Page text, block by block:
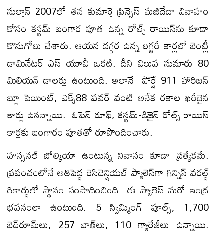
సుల్తాన్ 2007లో తన కుమార్తె ప్రిన్సెస్ మజిదేదా వివాహం
కోసం కస్టమ్ బంగార పూత ఉన్న రోల్స్ రాయిస్‌ను కూడా
కొనుగోలు చేశారు. ఆయన దగ్గర ఉన్న లగ్జరీ కార్లలో బెంట్లీ
డామినేటర్ ఎస్ యూవీ ఒకటి. దీని విలువ సుమారు 80
మిలియన్ డాలర్లు ఉంటుంది. అలానే పోర్షే 911 హారిజన్
బ్లూ పెయింట్, ఎక్స్88 పవర్ వంటి అనేక రకాల ఖరీదైన
కార్లు ఉనన్నాయి. ఓపెన్ రూఫ్, కస్టమ్-డిజైన్ రోల్స్ రాయిస్
కార్లకు బంగారం పూతతో రూపొందించారు.
హస్సనల్ బోల్కియా ఉంటున్న నివాసం కూడా ప్రత్యేకమే.
ప్రపంచంలోనే అతిపెద్ద రెసిడెన్షియల్ ప్యాలెస్‌గా గిన్నిస్ వరల్డ్
రికార్డులో స్థానం సంపాదించింది. ఈ ప్యాలెస్ మరో ఇంద్ర
భవనంలా ఉంటుంది. 5 స్విమ్మింగ్ పూల్స్, 1,700
బెడ్‌రూమ్‌లు, 257 బాత్‌లు, 110 గ్యారేజీలు ఉన్నాయి.